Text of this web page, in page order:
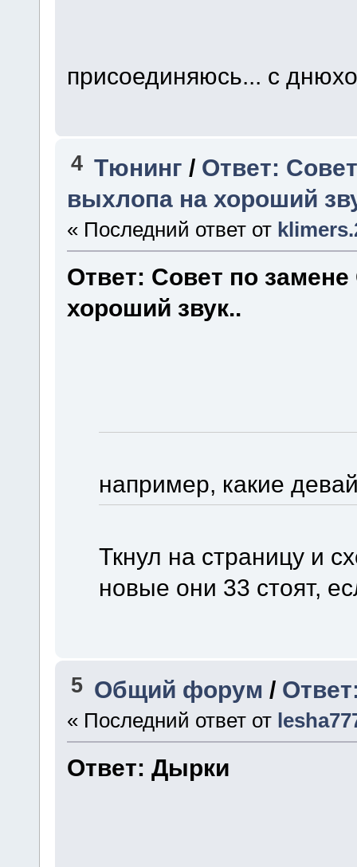
присоединяюсь... с
4 Тюнинг / Ответ:
выхлопа на хороший
« Последний ответ от
Ответ: Совет по
хороший звук..
например, какие
Ткнул на страницу и
новые они 33 стоят,
5 Общий форум /
« Последний ответ от
Ответ: Дырки